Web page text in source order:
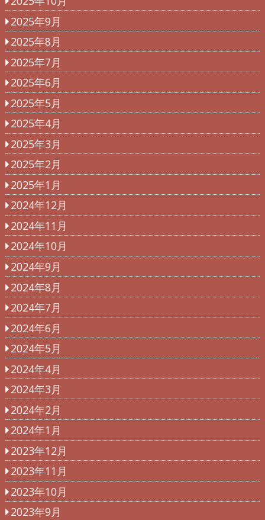
2025年9月
2025年8月
2025年7月
2025年6月
2025年5月
2025年4月
2025年3月
2025年2月
2025年1月
2024年12月
2024年11月
2024年10月
2024年9月
2024年8月
2024年7月
2024年6月
2024年5月
2024年4月
2024年3月
2024年2月
2024年1月
2023年12月
2023年11月
2023年10月
2023年9月